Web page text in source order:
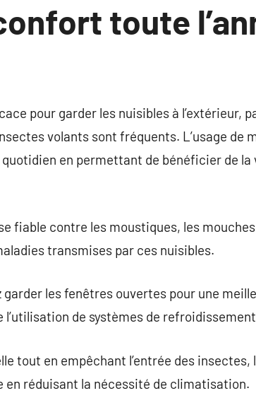
toute
pour garder les nuisibles à l’extérieur,
volants sont fréquents. L’usage de
en permettant de bénéficier de
fiable contre les moustiques, les
transmises par ces nuisibles.
les fenêtres ouvertes pour une
de systèmes de
tout en empêchant l’entrée des
en réduisant la nécessité de climatisation.